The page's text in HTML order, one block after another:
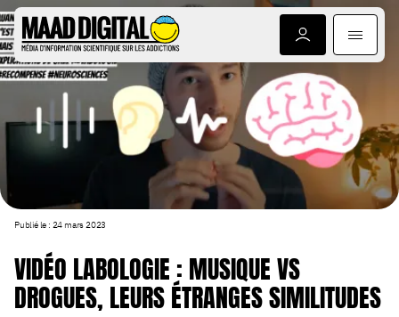
ARTICLES
Publié le : 24 mars 2023
VIDÉO LABOLOGIE : MUSIQUE VS
DROGUES, LEURS ÉTRANGES SIMILITUDES